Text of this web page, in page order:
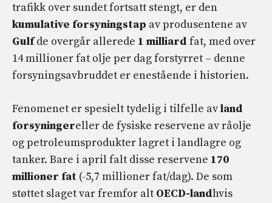
trafikk over sundet fortsatt stengt, er den
kumulative forsyningstap av produsentene av
Gulfde overgår allerede 1 milliard fat, med over
14 millioner fat olje per dag forstyrret – denne
forsyningsavbruddet er enestående i historien.
Fenomenet er spesielt tydelig i tilfelle avland
forsyningereller de fysiske reservene av råolje
og petroleumsprodukter lagret i landlagre og
tanker. Bare i april falt disse reservene 170
millioner fat (-5,7 millioner fat/dag). De som
støttet slaget var fremfor alt OECD-landhvis